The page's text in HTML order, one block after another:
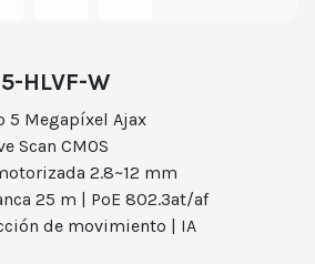
HLVF-W
5 Megapíxel Ajax
Scan CMOS
2.8~12 mm
25 m | PoE 802.3at/af
de movimiento | IA